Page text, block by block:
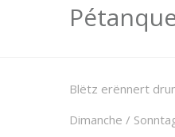
Blëtz erënnert
Dimanche /